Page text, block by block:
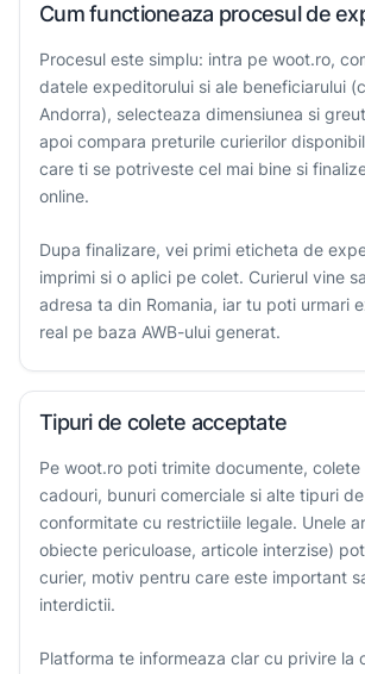
Cum functioneaza procesul de
Procesul este simplu: intra pe woot.ro,
datele expeditorului si ale beneficiarului
Andorra), selecteaza dimensiunea si
apoi compara preturile curierilor
care ti se potriveste cel mai bine si
online.
Dupa finalizare, vei primi eticheta de
imprimi si o aplici pe colet. Curierul vine
adresa ta din Romania, iar tu poti urmari
real pe baza AWB-ului generat.
Tipuri de colete acceptate
Pe woot.ro poti trimite documente, colete
cadouri, bunuri comerciale si alte tipuri
conformitate cu restrictiile legale. Unele
obiecte periculoase, articole interzise)
curier, motiv pentru care este important
interdictii.
Platforma te informeaza clar cu privire la